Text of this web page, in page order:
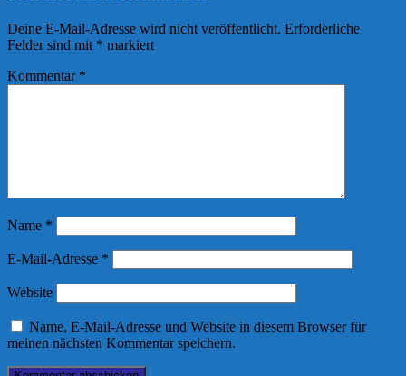
Deine E-Mail-Adresse wird nicht veröffentlicht. Erforderliche
Felder sind mit * markiert
Kommentar *
Name *
E-Mail-Adresse *
Website
Name, E-Mail-Adresse und Website in diesem Browser für
meinen nächsten Kommentar speichern.